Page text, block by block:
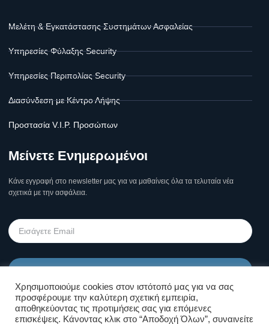
Μελέτη & Εγκατάστασης Συστημάτων Ασφαλείας
Υπηρεσίες Φύλαξης Security
Υπηρεσίες Περιπολίας Security
Διασύνδεση με Κέντρο Λήψης
Προστασία V.I.P. Προσώπων
Μείνετε Ενημερωμένοι
Κάνε εγγραφή στο newsletter μας για να μαθαίνεις όλα τα τελυταία νέα
σχετικά με την ασφάλεια.
Όροι Χρήσης Σελίδας & Πολιτική
Χρησιμοποιούμε cookies στον ιστότοπό μας για να σας
προσφέρουμε την καλύτερη σχετική εμπειρία,
αποθηκεύοντας τις προτιμήσεις σας για επόμενες
επισκέψεις. Κάνοντας κλικ στο “Αποδοχή Όλων”, συναινείτε